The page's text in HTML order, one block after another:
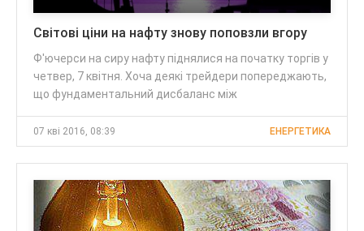
Світові ціни на нафту знову поповзли вгору
Ф'ючерси на сиру нафту піднялися на початку торгів у
четвер, 7 квітня. Хоча деякі трейдери попереджають,
що фундаментальний дисбаланс між
07 кві 2016, 08:39 ЕНЕРГЕТИКА